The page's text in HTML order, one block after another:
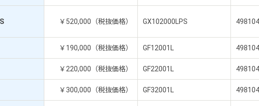
￥520,000（税抜価格） GX102000LPS
￥190,000（税抜価格） GF12001L
￥220,000（税抜価格） GF22001L
￥300,000（税抜価格） GF32001L